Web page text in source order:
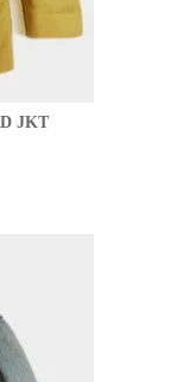
JKT